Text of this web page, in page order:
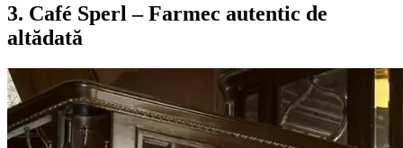
3. Café Sperl – Farmec autentic de
altădată